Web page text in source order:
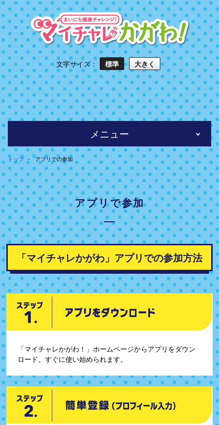
文字サイズ： 標準 大きく
メニュー
トップ アプリでの参加
アプリで参加
「マイチャレかがわ」アプリでの参加方法
「マイチャレかがわ！」ホームページからアプリをダウン
ロード。すぐに使い始められます。